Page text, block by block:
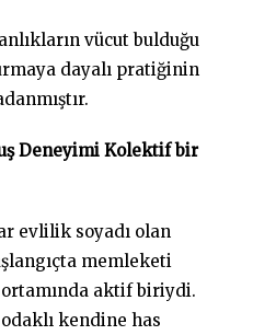
vücut bulduğu
dayalı pratiğinin
Deneyimi Kolektif bir
evlilik soyadı olan
memleketi
aktif biriydi.
kendine has